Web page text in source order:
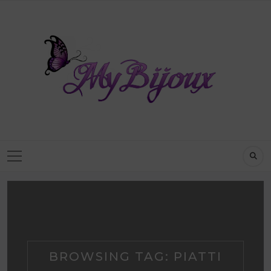
BROWSING TAG: PIATTI